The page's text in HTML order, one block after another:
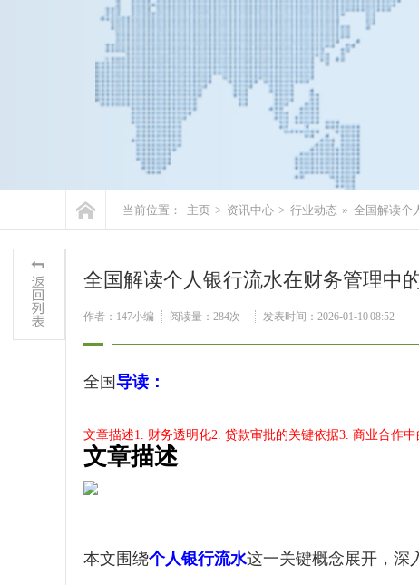
当前位置： 主页 > 资讯中心 > 行业动态 » 全国解读个
全国解读个人银行流水在财务管理中
作者：147小编 阅读量： 284次 发表时间：2026-01-10 08:52
全国导读：
文章描述1. 财务透明化2. 贷款审批的关键依据3. 商业合作
文章描述
本文围绕个人银行流水这一关键概念展开，深